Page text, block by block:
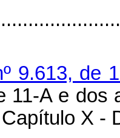
9.613, de
11-A e
X -